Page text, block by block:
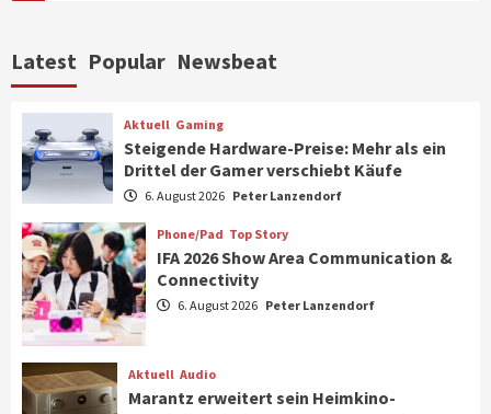
6
CHERRY baut Vertriebsteam in
7
Smart Living Top Story
Verbraucher setzen immer mehr auf
1
Aktuell
Steigende Hardware-Preise: Mehr als ein
Drittel der Gamer verschiebt Käufe
Latest Popular Newsbeat
Aktuell Gaming
Steigende Hardware-Preise: Mehr als ein
Drittel der Gamer verschiebt Käufe
6. August 2026 Peter Lanzendorf
Phone/Pad Top Story
IFA 2026 Show Area Communication &
Connectivity
6. August 2026 Peter Lanzendorf
Aktuell Audio
Marantz erweitert sein Heimkino-